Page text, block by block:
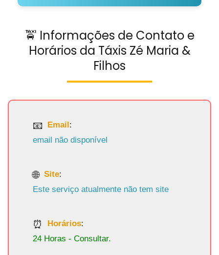
🚖 Informações de Contato e
Horários da Táxis Zé Maria &
Filhos
Email:
email não disponível
Site:
Este serviço atualmente não tem site
Horários:
24 Horas - Consultar.